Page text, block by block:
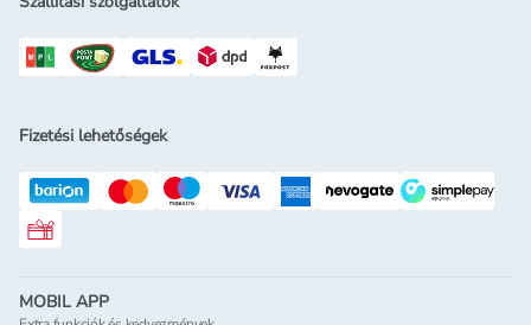
Fizetési lehetőségek
Rossmann ajándékkártya
MOBIL APP